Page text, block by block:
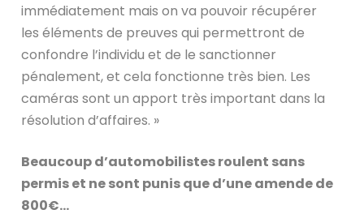
immédiatement mais on va pouvoir récupérer
les éléments de preuves qui permettront de
confondre l’individu et de le sanctionner
pénalement, et cela fonctionne très bien. Les
caméras sont un apport très important dans la
résolution d’affaires. »
Beaucoup d’automobilistes roulent sans
permis et ne sont punis que d’une amende de
800€…